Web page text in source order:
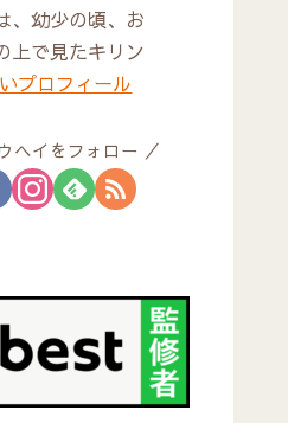
、幼少の頃、お
上で見たキリン
プロフィール
ヘイをフォロー